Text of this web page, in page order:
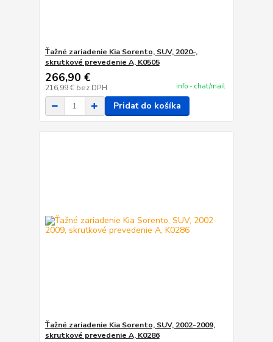
Ťažné zariadenie Kia Sorento, SUV, 2020-,
skrutkové prevedenie A, K0505
266,90 €
216,99 € bez DPH info - chat/mail
Pridať do košíka
Ťažné zariadenie Kia Sorento, SUV, 2002-2009,
skrutkové prevedenie A, K0286